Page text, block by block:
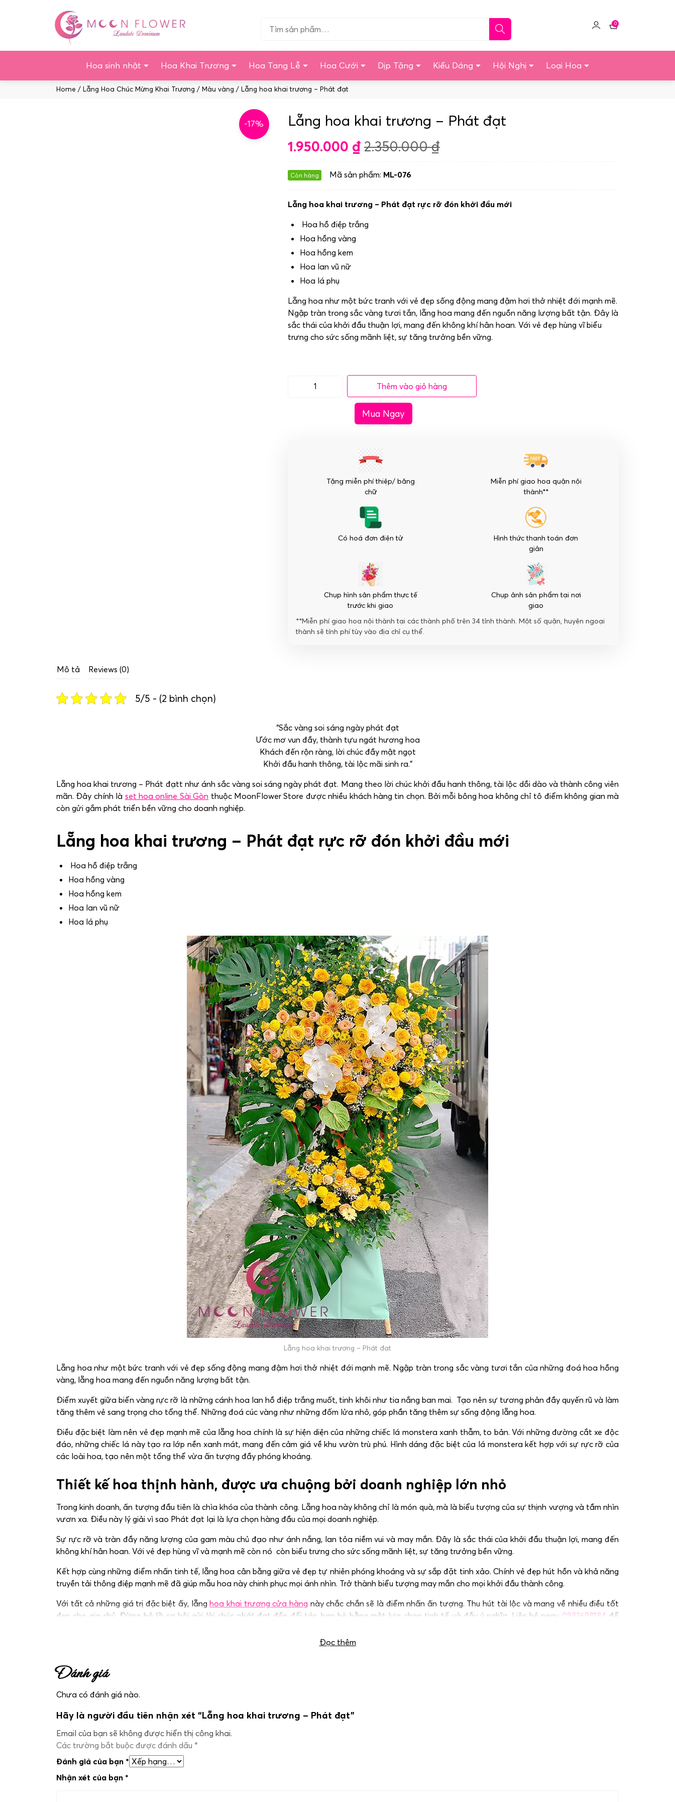
Tìm…
Click
tài
0
Giỏ
Hoa sinh nhật Hoa Khai Trương Hoa Tang Lễ Hoa Cưới Dịp Tặng Kiểu Dáng Hội Nghị Loại Hoa
Home / Lẵng Hoa Chúc Mừng Khai Trương / Màu vàng / Lẵng hoa khai trương – Phát đạt
-17% Lẵng hoa khai trương – Phát đạt
1.950.000 ₫ 2.350.000₫
Còn hàng Mã sản phẩm: ML-076
Lẵng hoa khai trương – Phát đạt rực rỡ đón khởi đầu mới
Hoa hồ điệp trắng
Hoa hồng vàng
Hoa hồng kem
Hoa lan vũ nữ
Hoa lá phụ
Lẵng hoa như một bức tranh với vẻ đẹp sống động mang đậm hơi thở nhiệt đới mạnh mẽ.
Ngập tràn trong sắc vàng tươi tắn, lẵng hoa mang đến nguồn năng lượng bất tận. Đây là
sắc thái của khởi đầu thuận lợi, mang đến không khí hân hoan. Với vẻ đẹp hùng vĩ biểu
trưng cho sức sống mãnh liệt, sự tăng trưởng bền vững.
Lẵng
lượng
Thêm vào giỏ hàng
Mua Ngay
Tặng miễn phí thiệp/ băng
chữ
Miễn phí giao hoa quận nội
thành**
Có hoá đơn điện tử
Hình thức thanh toán đơn
giản
Chụp hình sản phẩm thực tế
trước khi giao
Chụp ảnh sản phẩm tại nơi
giao
**Miễn phí giao hoa nội thành tại các thành phố trên 34 tỉnh thành. Một số quận, huyện ngoại
thành sẽ tính phí tùy vào địa chỉ cụ thể.
Mô tả Reviews (0)
5/5 - (2 bình chọn)
“Sắc vàng soi sáng ngày phát đạt
Ước mơ vun đầy, thành tựu ngát hương hoa
Khách đến rộn ràng, lời chúc đầy mật ngọt
Khởi đầu hanh thông, tài lộc mãi sinh ra.”
Lẵng hoa khai trương – Phát đạtt như ánh sắc vàng soi sáng ngày phát đạt. Mang theo lời chúc khởi đầu hanh thông, tài lộc dồi dào và thành công viên
mãn. Đây chính là set hoa online Sài Gòn thuộc MoonFlower Store được nhiều khách hàng tin chọn. Bởi mỗi bông hoa không chỉ tô điểm không gian mà
còn gửi gắm phát triển bền vững cho doanh nghiệp.
Lẵng hoa khai trương – Phát đạt rực rỡ đón khởi đầu mới
Hoa hồ điệp trắng
Hoa hồng vàng
Hoa hồng kem
Hoa lan vũ nữ
Hoa lá phụ
Lẵng hoa khai trương – Phát đạt
Lẵng hoa như một bức tranh với vẻ đẹp sống động mang đậm hơi thở nhiệt đới mạnh mẽ. Ngập tràn trong sắc vàng tươi tắn của những đoá hoa hồng
vàng, lẵng hoa mang đến nguồn năng lượng bất tận.
Điểm xuyết giữa biển vàng rực rỡ là những cánh hoa lan hồ điệp trắng muốt, tinh khôi như tia nắng ban mai. Tạo nên sự tương phản đầy quyến rũ và làm
tăng thêm vẻ sang trọng cho tổng thể. Những đoá cúc vàng như những đốm lửa nhỏ, góp phần tăng thêm sự sống động lẵng hoa.
Điều đặc biệt làm nên vẻ đẹp mạnh mẽ của lẵng hoa chính là sự hiện diện của những chiếc lá monstera xanh thẫm, to bản. Với những đường cắt xe độc
đáo, những chiếc lá này tạo ra lớp nền xanh mát, mang đến cảm giá về khu vườn trù phú. Hình dáng đặc biệt của lá monstera kết hợp với sự rực rỡ của
các loài hoa, tạo nên một tổng thể vừa ấn tượng đầy phóng khoáng.
Thiết kế hoa thịnh hành, được ưa chuộng bởi doanh nghiệp lớn nhỏ
Trong kinh doanh, ấn tượng đầu tiên là chìa khóa của thành công. Lẵng hoa này không chỉ là món quà, mà là biểu tượng của sự thịnh vượng và tầm nhìn
vươn xa. Điều này lý giải vì sao Phát đạt lại là lựa chọn hàng đầu của mọi doanh nghiệp.
Sự rực rỡ và tràn đầy năng lượng của gam màu chủ đạo như ánh nắng, lan tỏa niềm vui và may mắn. Đây là sắc thái của khởi đầu thuận lợi, mang đến
không khí hân hoan. Với vẻ đẹp hùng vĩ và mạnh mẽ còn nó còn biểu trưng cho sức sống mãnh liệt, sự tăng trưởng bền vững.
Kết hợp cùng những điểm nhấn tinh tế, lẵng hoa cân bằng giữa vẻ đẹp tự nhiên phóng khoáng và sự sắp đặt tinh xảo. Chính vẻ đẹp hút hồn và khả năng
truyền tải thông điệp mạnh mẽ đã giúp mẫu hoa này chinh phục mọi ánh nhìn. Trở thành biểu tượng may mắn cho mọi khởi đầu thành công.
Với tất cả những giá trị đặc biệt ấy, lẵnghoa khai trương cửa hàng này chắc chắn sẽ là điểm nhấn ấn tượng. Thu hút tài lộc và mang về nhiều điều tốt
đẹp cho gia chủ. Đừng bỏ lỡ cơ hội gửi lời chúc phát đạt đến đối tác, bạn bè bằng một lựa chọn tinh tế và đầy ý nghĩa. Liên hệ ngay 0983698184 để
Đọc thêm
Đánh giá
Chưa có đánh giá nào.
Hãy là người đầu tiên nhận xét “Lẵng hoa khai trương – Phát đạt”
Email của bạn sẽ không được hiển thị công khai.
Các trường bắt buộc được đánh dấu *
Đánh giá của bạn *
Nhận xét của bạn *